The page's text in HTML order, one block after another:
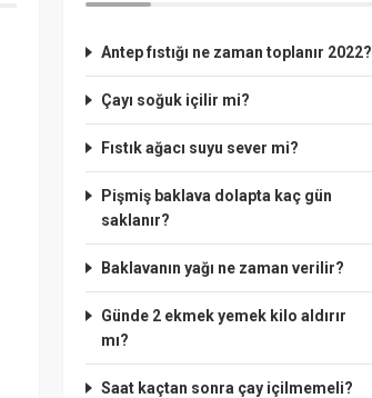
Antep fıstığı ne zaman toplanır 2022?
Çayı soğuk içilir mi?
Fıstık ağacı suyu sever mi?
Pişmiş baklava dolapta kaç gün
saklanır?
Baklavanın yağı ne zaman verilir?
Günde 2 ekmek yemek kilo aldırır
mı?
Saat kaçtan sonra çay içilmemeli?